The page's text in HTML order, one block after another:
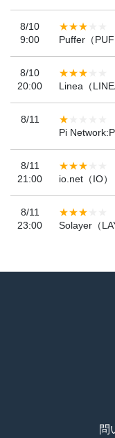
8/10
9:00
Puffer（
8/10
20:00
Linea（
8/11
Pi
8/11
21:00
io.net（IO
8/11
23:00
Solayer（
問